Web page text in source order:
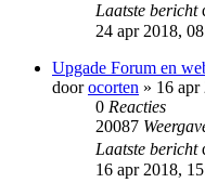
Laatste bericht
24 apr 2018,
Upgade Forum en
doorocorten » 16
0 Reacties
20087
Laatste bericht
16 apr 2018,